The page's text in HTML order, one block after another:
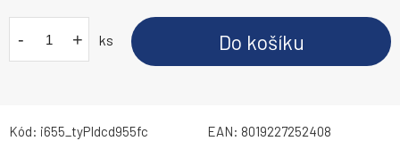
- + ks Do košíku
Kód: i655_tyPIdcd955fc EAN: 8019227252408